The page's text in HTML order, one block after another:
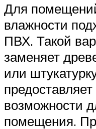
Для
влажности
ПВХ. Такой
заменяет
или
возможности
помещения.